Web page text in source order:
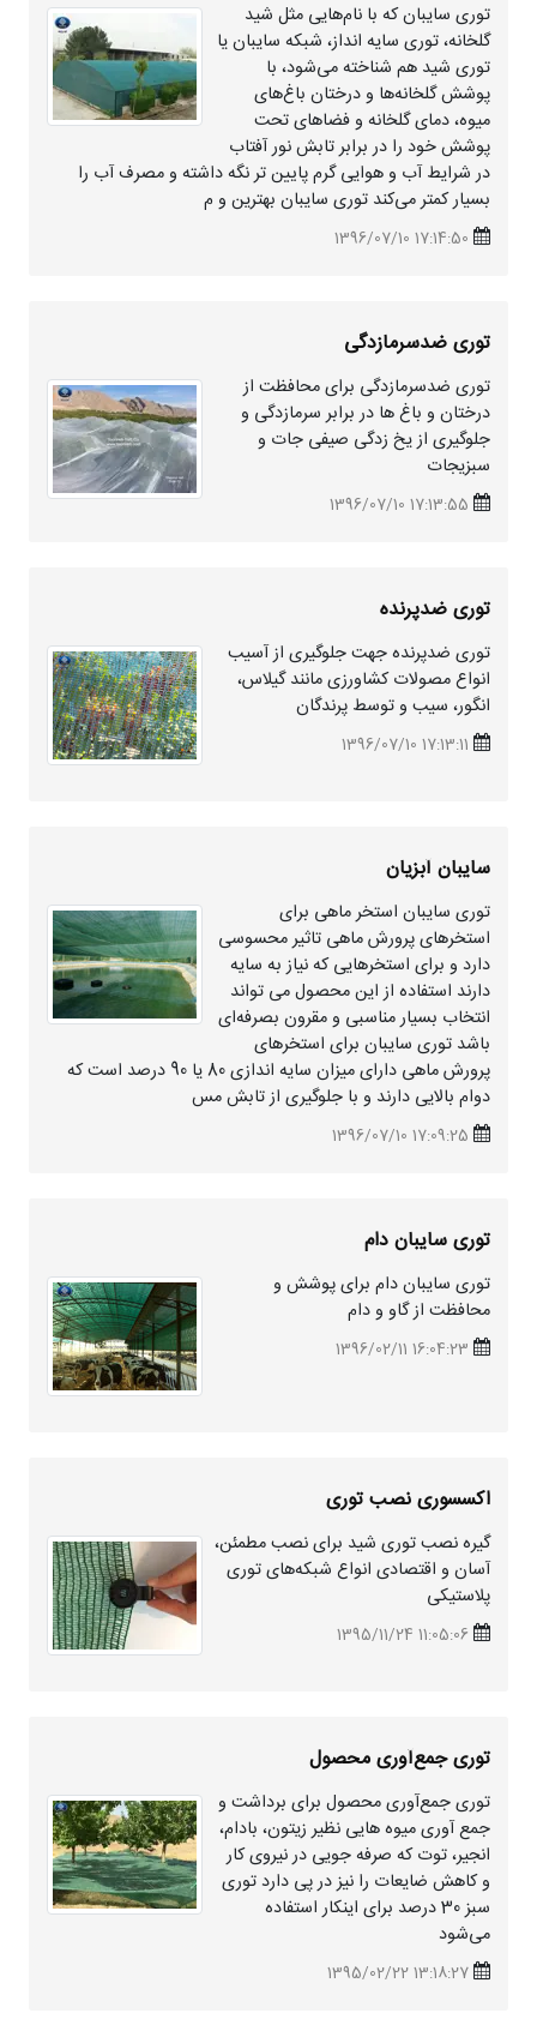
توری سایبان که با نام‌هایی مثل شید
گلخانه، توری سایه انداز، شبکه سایبان یا
توری شید هم شناخته می‌شود، با
پوشش گلخانه‌ها و درختان باغ‌های
میوه، دمای گلخانه و فضاهای تحت
پوشش خود را در برابر تابش نور آفتاب
در شرایط آب و هوایی گرم پایین تر نگه داشته و مصرف آب را
بسیار کمتر می‌کند توری سایبان بهترین و م
17:14:50 1396/07/10
توری ضدسرمازدگی
توری ضدسرمازدگی برای محافظت از
درختان و باغ ها در برابر سرمازدگی و
جلوگیری از یخ زدگی صیفی جات و
سبزیجات
17:13:55 1396/07/10
توری ضدپرنده
توری ضدپرنده جهت جلوگیری از آسیب
انواع مصولات کشاورزی مانند گیلاس،
انگور، سیب و توسط پرندگان
17:13:11 1396/07/10
سایبان آبزیان
توری سایبان استخر ماهی برای
استخرهای پرورش ماهی تاثیر محسوسی
دارد و برای استخرهایی که نیاز به سایه
دارند استفاده از این محصول می تواند
انتخاب بسیار مناسبی و مقرون بصرفه‌ای
باشد توری سایبان برای استخرهای
پرورش ماهی دارای میزان سایه اندازی 80 یا 90 درصد است که
دوام بالایی دارند و با جلوگیری از تابش مس
17:09:25 1396/07/10
توری سایبان دام
توری سایبان دام برای پوشش و
محافظت از گاو و دام
16:04:23 1396/02/11
اکسسوری نصب توری
گیره نصب توری شید برای نصب مطمئن،
آسان و اقتصادی انواع شبکه‌های توری
پلاستیکی
11:05:06 1395/11/24
توری جمع‌آوری محصول
توری جمع‌آوری محصول برای برداشت و
جمع آوری میوه هایی نظیر زیتون، بادام،
انجیر، توت که صرفه جویی در نیروی کار
و کاهش ضایعات را نیز در پی دارد توری
سبز 30 درصد برای اینکار استفاده
می‌شود
13:18:27 1395/02/22